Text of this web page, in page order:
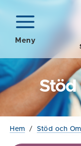
Meny
Stöd
Hem / Stöd och